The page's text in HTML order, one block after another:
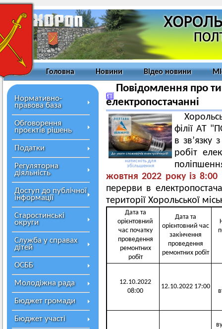
Головна Новини Відео новини
Нормативно-
правова база
Обговорення
проєктів рішень
Податки
Регуляторна
діяльність
Доступ до публічної
інформації
Старостинські
округи
Служба у справах
дітей
ОСББ
Молодіжна рада
Бюджет громади
Бюджет участі
Повідомлення про
електропостачанні
натисніть для
збільшення
філії АТ
в зв’язку
робіт
жовтня 2022 року із
перерви в
території Хорольської
Дата та
орієнтовний
час початку
проведення
ремонтних
робіт
Дата та
орієнтовний час
закінчення
проведення
ремонтних робіт
12.10.2022
08:00
12.10.2022 17:00